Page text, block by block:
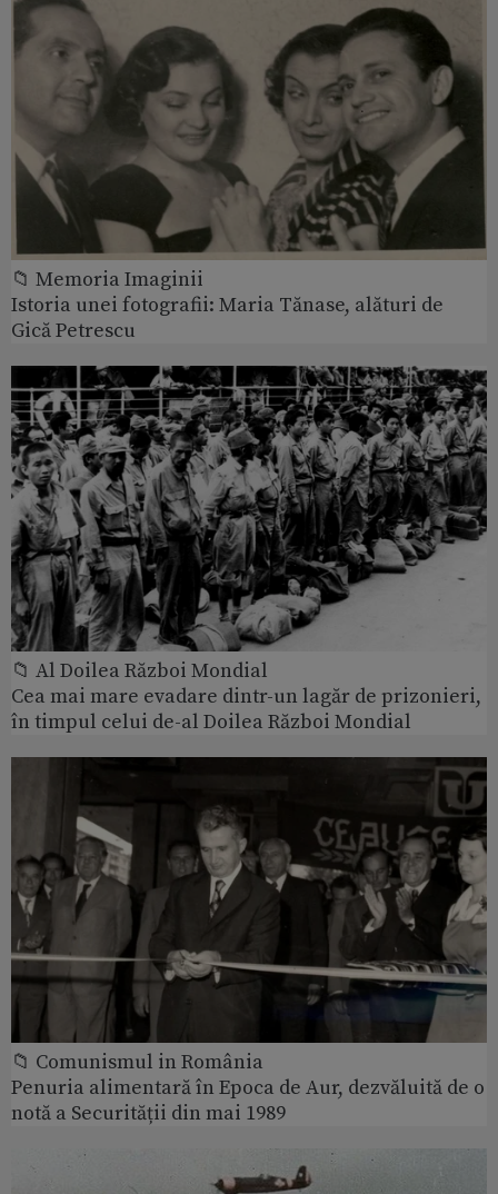
📁 Memoria Imaginii
Istoria unei fotografii: Maria Tănase, alături de
Gică Petrescu
📁 Al Doilea Război Mondial
Cea mai mare evadare dintr-un lagăr de prizonieri,
în timpul celui de-al Doilea Război Mondial
📁 Comunismul in România
Penuria alimentară în Epoca de Aur, dezvăluită de o
notă a Securității din mai 1989